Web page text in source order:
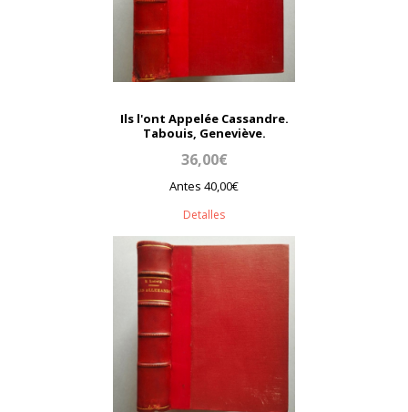
Ils l'ont Appelée Cassandre.
Tabouis, Geneviève.
36,00€
Antes 40,00€
Detalles